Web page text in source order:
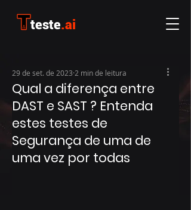
teste.ai
Qual a diferença entre
DAST e SAST ? Entenda
estes testes de
Segurança de uma de
uma vez por todas
29 de set. de 2023 2 min de leitura